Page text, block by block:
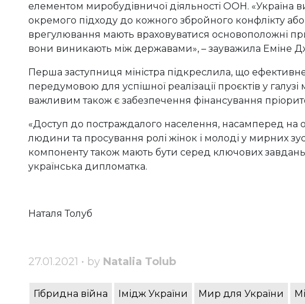
елементом миробудівничої діяльності ООН. «Україна
окремого підходу до кожного збройного конфлікту
врегулювання мають враховуватися основоположні
вони виникають між державами», – зауважила Еміне
Перша заступниця міністра підкреслила, що
передумовою для успішної реалізації проєктів у
важливим також є забезпечення фінансування
«Доступ до постраждалого населення, насамперед на
людини та просування ролі жінок і молоді у мирних
компоненту також мають бути серед ключових
українська дипломатка.
Наталя Толуб
27.01.2021 • by Natalia Tolub
Гібридна війна Імідж України Мир для України